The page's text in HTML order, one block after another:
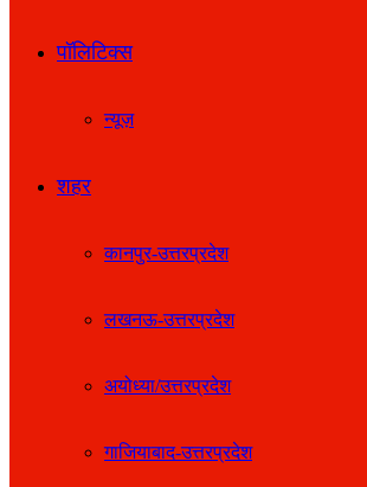
पॉलिटिक्स
न्यूज़
शहर
कानपुर-उत्तरप्रदेश
लखनऊ-उत्तरप्रदेश
अयोध्या/उत्तरप्रदेश
गाजियाबाद-उत्तरप्रदेश